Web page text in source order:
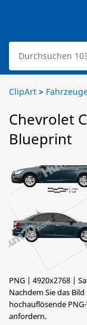
ClipArt >
Chevrolet
Blueprint
PNG | 4920x2768 |
Nachdem Sie das
hochauflösende
anfordern.